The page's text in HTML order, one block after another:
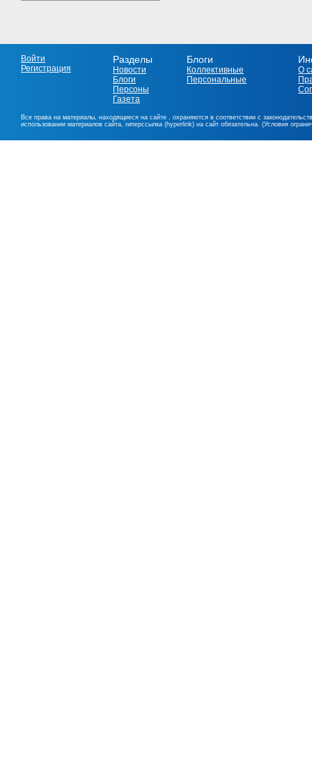
Войти
Регистрация
Разделы
Новости
Блоги
Персоны
Газета
Блоги
Коллективные
Персональные
О
Все права на материалы, находящиеся на сайте , охраняются в соответствии с
использовании материалов сайта, гиперссылка (hyperlink) на сайт обязательна. (Условия